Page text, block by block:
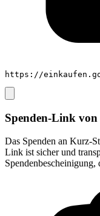
https://
Spenden-Link von
Das Spenden an Kurz-
Link ist sicher und
Spendenbescheinigung,